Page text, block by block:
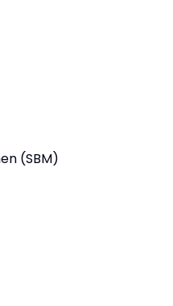
(SBM)